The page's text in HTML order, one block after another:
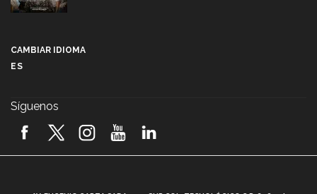
2026! (video)
CAMBIAR IDIOMA
ES
Síguenos